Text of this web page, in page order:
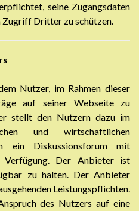
seine Zugangsdaten
Zugriff Dritter zu schützen.
Nutzer, im Rahmen dieser
auf seiner Webseite zu
stellt den Nutzern dazu im
und wirtschaftlichen
ein Diskussionsforum mit
Der Anbieter ist
zu halten. Der Anbieter
Leistungspflichten.
des Nutzers auf eine